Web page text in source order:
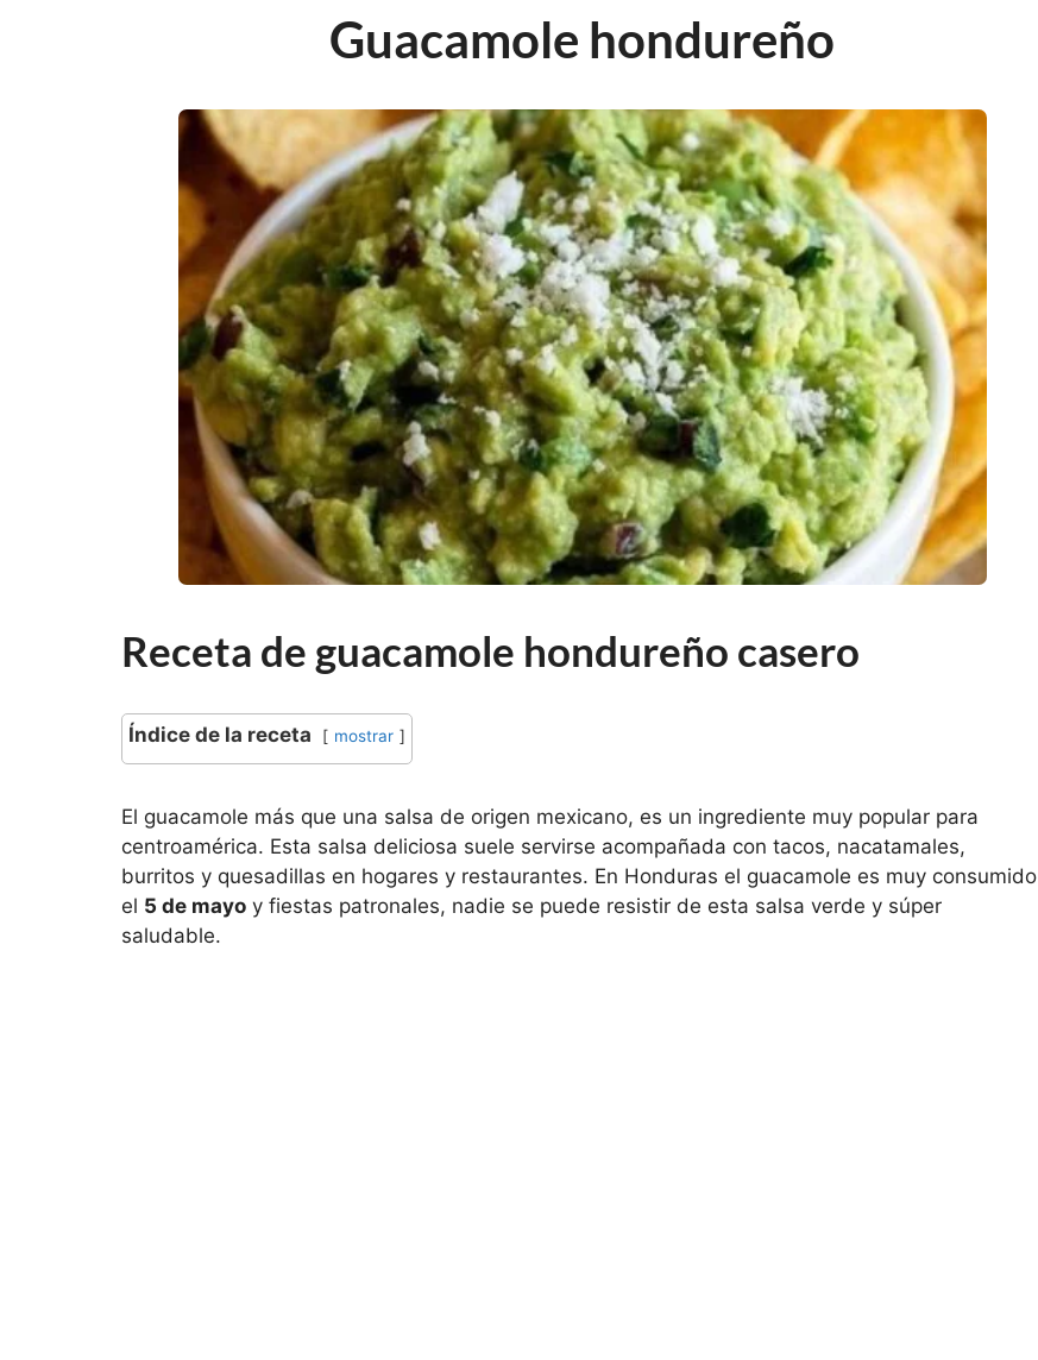
Guacamole hondureño
Receta de guacamole hondureño casero
Índice de la receta mostrar
El guacamole más que una salsa de origen mexicano, es un ingrediente muy popular para
centroamérica. Esta salsa deliciosa suele servirse acompañada con tacos, nacatamales,
burritos y quesadillas en hogares y restaurantes. En Honduras el guacamole es muy consumido
el 5 de mayo y fiestas patronales, nadie se puede resistir de esta salsa verde y súper
saludable.